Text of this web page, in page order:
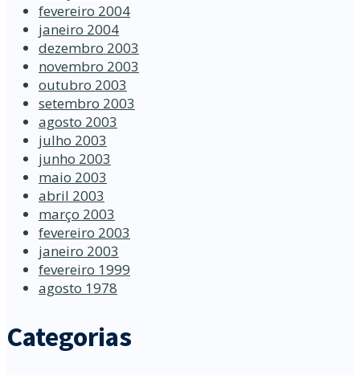
fevereiro 2004
janeiro 2004
dezembro 2003
novembro 2003
outubro 2003
setembro 2003
agosto 2003
julho 2003
junho 2003
maio 2003
abril 2003
março 2003
fevereiro 2003
janeiro 2003
fevereiro 1999
agosto 1978
Categorias